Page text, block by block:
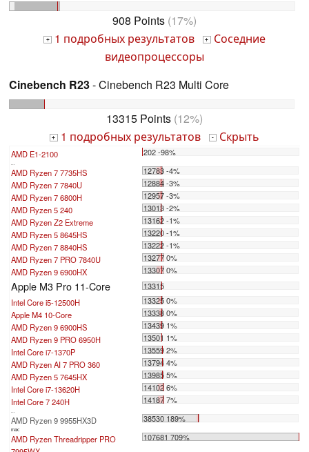
908 Points (17%)
+ 1 подробных результатов + Соседние
видеопроцессоры
Cinebench R23- Cinebench R23 Multi Core
13315 Points (12%)
+ 1 подробных результатов - Скрыть
AMD E1-2100 202 -98%
...
AMD Ryzen 7 7735HS
12783 -4%
AMD Ryzen 7 7840U
12884 -3%
AMD Ryzen 7 6800H
12957 -3%
AMD Ryzen 5 240
13013 -2%
AMD Ryzen Z2 Extreme
13162 -1%
AMD Ryzen 5 8645HS
13220 -1%
AMD Ryzen 7 8840HS
13222 -1%
AMD Ryzen 7 PRO 7840U
13277 0%
AMD Ryzen 9 6900HX
13307 0%
Apple M3 Pro 11-Core
13315
Intel Core i5-12500H
13325 0%
Apple M4 10-Core
13338 0%
AMD Ryzen 9 6900HS
13439 1%
AMD Ryzen 9 PRO 6950H
13501 1%
Intel Core i7-1370P
13559 2%
AMD Ryzen AI 7 PRO 360
13794 4%
AMD Ryzen 5 7645HX
13985 5%
Intel Core i7-13620H
14102 6%
Intel Core 7 240H
14187 7%
...
AMD Ryzen 9 9955HX3D 38530 189%
max:
AMD Ryzen Threadripper PRO
107681 709%